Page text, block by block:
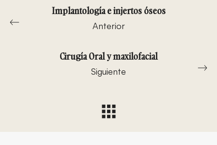
Implantología e injertos óseos
Anterior
Cirugía Oral y maxilofacial
Siguiente